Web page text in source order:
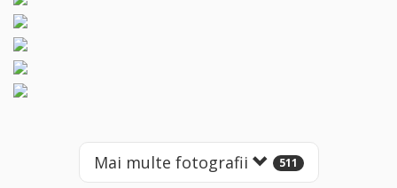
Mai multe fotografii 511